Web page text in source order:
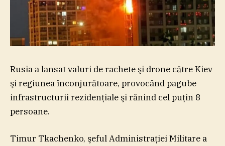
Rusia a lansat valuri de rachete şi drone către Kiev
şi regiunea înconjurătoare, provocând pagube
infrastructurii rezidenţiale şi rănind cel puţin 8
persoane.
Timur Tkachenko, şeful Administraţiei Militare a